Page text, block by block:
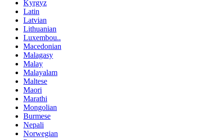
Kyrgyz
Latin
Latvian
Lithuanian
Luxembou..
Macedonian
Malagasy
Malay
Malayalam
Maltese
Maori
Marathi
Mongolian
Burmese
Nepali
Norwegian